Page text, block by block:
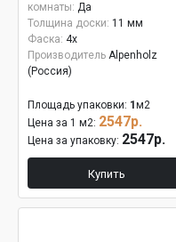
комнаты: Да
Толщина доски: 11 мм
Фаска: 4x
Производитель Alpenholz
(Россия)
Площадь упаковки: 1 м2
Цена за 1 м2: 2547р.
Цена за упаковку: 2547р.
Купить